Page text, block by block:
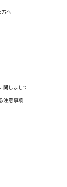
方へ
関しまして
注意事項